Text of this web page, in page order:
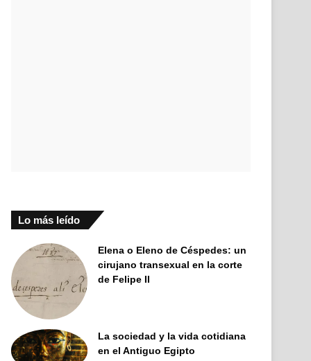
Lo más leído
Elena o Eleno de Céspedes: un
cirujano transexual en la corte
de Felipe II
La sociedad y la vida cotidiana
en el Antiguo Egipto